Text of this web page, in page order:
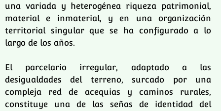
una variada y heterogénea riqueza patrimonial,
material e inmaterial, y en una organización
territorial singular que se ha configurado a lo
largo de los años.
El parcelario irregular, adaptado a las
desigualdades del terreno, surcado por una
compleja red de acequias y caminos rurales,
constituye una de las señas de identidad del